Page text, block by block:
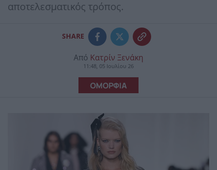
αποτελεσματικός τρόπος.
SHARE
Από Κατρίν Ξενάκη
11:48, 05 Ιουλίου 26
ΟΜΟΡΦΙΑ